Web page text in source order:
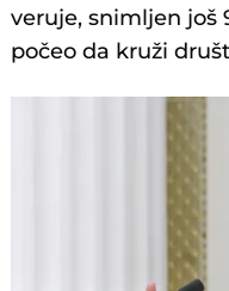
veruje, snimljen još
počeo da kruži